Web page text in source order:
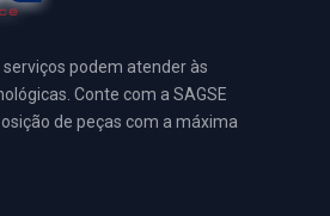
podem atender às
Conte com a SAGSE
de peças com a máxima